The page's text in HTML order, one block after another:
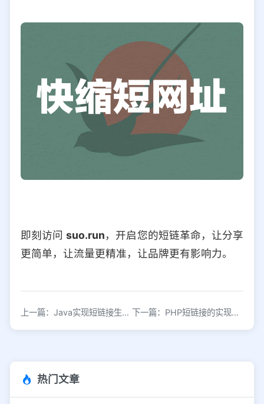
即刻访问suo.run，开启您的短链革命，让分享
更简单，让流量更精准，让品牌更有影响力。
上一篇：Java实现短链接生成器的原理与应用 下一篇：PHP短链接的实现原理与应用场景解析
热门文章